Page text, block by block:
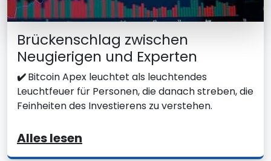
Brückenschlag zwischen
Neugierigen und Experten
✔️Bitcoin Apex leuchtet als leuchtendes
Leuchtfeuer für Personen, die danach streben, die
Feinheiten des Investierens zu verstehen.
Alles lesen